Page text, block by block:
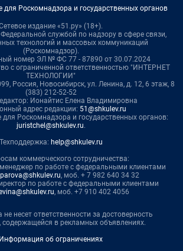
для Роскомнадзора и государственных органов
издание «51.ру» (18+).
службой по надзору в сфере связи,
технологий и массовых коммуникаций
(Роскомнадзор).
номер ЭЛ № ФС 77 - 87890 от 30.07.2024
с ограниченной ответственностью "ИНТЕРНЕТ
ТЕХНОЛОГИИ"
Россия, Новосибирск, ул. Ленина, д. 12, 6 этаж, 8
(383) 212-52-52
Ионайтис Елена Владимировна
адрес редакции: 51@shkulev.ru
Роскомнадзора и государственных органов:
juristchel@shkulev.ru.
Техподдержка: help@shkulev.ru
коммерческого сотрудничества:
по работе с федеральными клиентами
, моб. + 7 982 640 34 32
по работе с федеральными клиентами
, моб. +7 910 402 4056
не несет ответственности за достоверность
в рекламных объявлениях.
Информация об ограничениях